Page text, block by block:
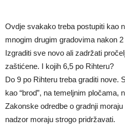
Ovdje svakako treba postupiti kao
mnogim drugim gradovima nakon
Izgraditi sve novo ali zadržati
zaštićene. I kojih 6,5 po Rihteru?
Do 9 po Rihteru treba graditi nove.
kao “brod”, na temeljnim pločama,
Zakonske odredbe o gradnji
nadzor moraju strogo pridržavati.